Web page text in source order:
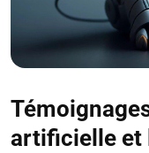
artificielle et